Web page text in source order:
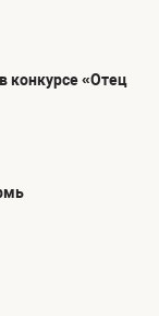
конкурсе «Отец